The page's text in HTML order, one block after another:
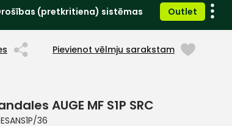
(pretkritiena) sistēmas Outlet
Pievienot vēlmju sarakstam
AUGE MF S1P SRC
36